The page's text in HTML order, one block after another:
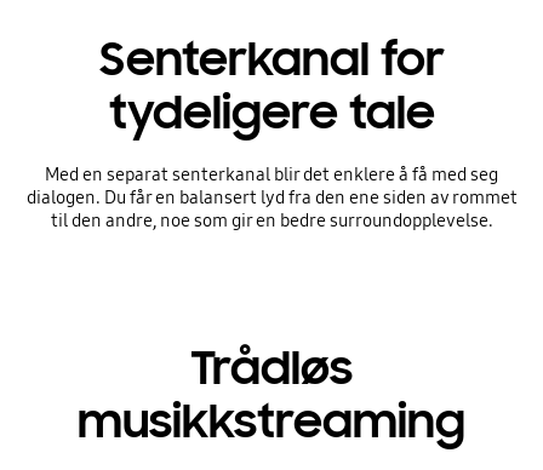
Senterkanal for
tydeligere tale
Med en separat senterkanal blir det enklere å få med seg
dialogen. Du får en balansert lyd fra den ene siden av rommet
til den andre, noe som gir en bedre surroundopplevelse.
Trådløs
musikkstreaming